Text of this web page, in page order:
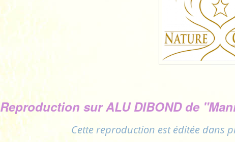
Reproduction sur ALU DIBOND de
Cette reproduction est éditée dans